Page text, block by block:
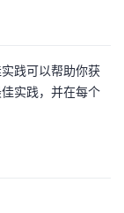
践可以帮助你获
实践，并在每个